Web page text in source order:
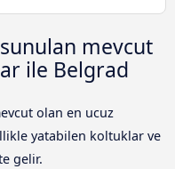
mevcut
ile Belgrad
olan en ucuz
yatabilen koltuklar ve
gelir.